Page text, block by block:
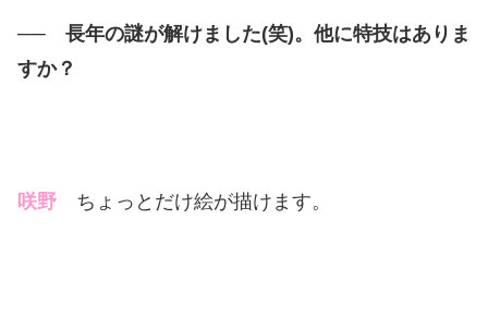
── 長年の謎が解けました(笑)。他に特技はありま
すか？
咲野 ちょっとだけ絵が描けます。